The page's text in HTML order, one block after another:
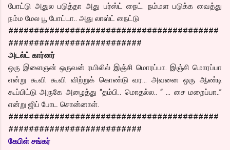
போட்டு அதுல படுத்தா அது பர்ஸ்ட் நைட். நம்மள படுக்க வைத்து
நம்ம மேல பூ போட்டா.. அது லாஸ்ட் நைட்டு
#########################################
##########################
அடல்ட் கார்னர்
ஒரு இளைஞன் ஒருவன் ரயிலில் இஞ்சி மொரப்பா. இஞ்சி மொரப்பா
என்று கூவி கூவி விற்றுக் கொண்டு வர… அவனை ஒரு ஆண்டி
கூப்பிட்டு அருகே அழைத்து “தம்பி.. மொதல்ல.. “ … சை மறைப்பா..”
என்று ஜிப் போட சொன்னாள்.
#########################################
##########################
கேபிள் சங்கர்